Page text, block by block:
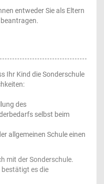
entweder Sie als Eltern
Ihr Kind die Sonderschule
des
selbst beim
allgemeinen Schule einen
mit der Sonderschule.
es die